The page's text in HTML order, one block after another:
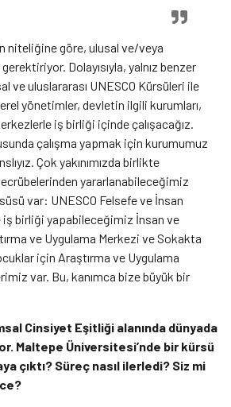
niteliğine göre, ulusal ve/veya
Dolayısıyla, yalnız benzer
ve uluslararası UNESCO Kürsüleri ile
yönetimler, devletin ilgili kurumları,
iş birliği içinde çalışacağız.
çalışma yapmak için kurumumuz
Çok yakınımızda birlikte
yararlanabileceğimiz
var: UNESCO Felsefe ve İnsan
iş birliği yapabileceğimiz İnsan ve
ve Uygulama Merkezi ve Sokakta
için Araştırma ve Uygulama
var. Bu, kanımca bize büyük bir
Cinsiyet Eşitliği alanında dünyada
Maltepe Üniversitesi’nde bir kürsü
çıktı? Süreç nasıl ilerledi? Siz mi